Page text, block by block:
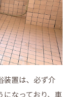
装置は、必ず介
になっており、車